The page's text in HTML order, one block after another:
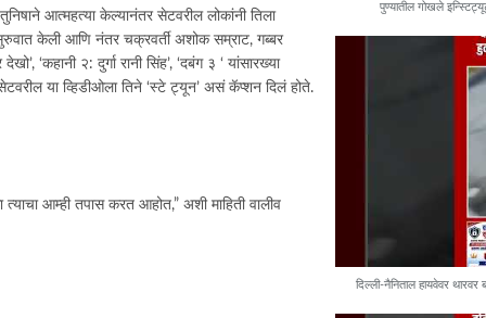
आत्महत्या केल्यानंतर सेटवरील लोकांनी तिला
केली आणि नंतर चक्रवर्ती अशोक सम्राट, गब्बर
‘कहानी २: दुर्गा रानी सिंह’, ‘दबंग ३ ‘ यांसारख्या
या व्हिडीओला तिने ‘स्टे ट्यून’ असं कॅप्शन दिलं होते.
आम्ही तपास करत आहोत,” अशी माहिती वालीव
पुण्यातील गोखले
दिल्ली-नैनिताल हायवेवर